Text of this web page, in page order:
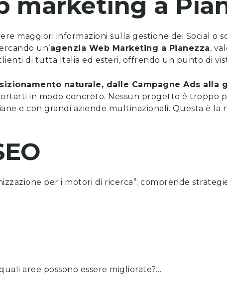
maggiori informazioni sulla gestione dei Social o
un’agenzia Web Marketing a Pianezza,
di tutta Italia ed esteri, offrendo un punto di
naturale, dalle Campagne Ads alla
in modo concreto. Nessun progetto è troppo
e con grandi aziende multinazionali. Questa è la
per i motori di ricerca”; comprende
aree possono essere migliorate?…